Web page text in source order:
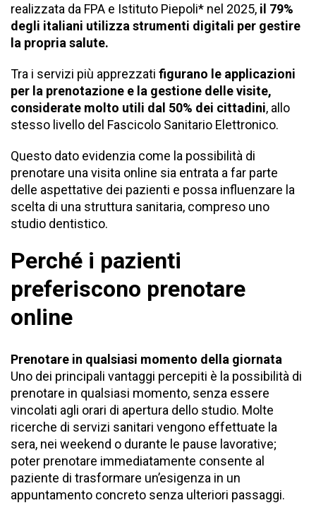
realizzata da FPA e Istituto Piepoli* nel 2025, il 79%
degli italiani utilizza strumenti digitali per gestire
la propria salute.
Tra i servizi più apprezzati figurano le applicazioni
per la prenotazione e la gestione delle visite,
considerate molto utili dal 50% dei cittadini, allo
stesso livello del Fascicolo Sanitario Elettronico.
Questo dato evidenzia come la possibilità di
prenotare una visita online sia entrata a far parte
delle aspettative dei pazienti e possa influenzare la
scelta di una struttura sanitaria, compreso uno
studio dentistico.
Perché i pazienti
preferiscono prenotare
online
Prenotare in qualsiasi momento della giornata
Uno dei principali vantaggi percepiti è la possibilità di
prenotare in qualsiasi momento, senza essere
vincolati agli orari di apertura dello studio. Molte
ricerche di servizi sanitari vengono effettuate la
sera, nei weekend o durante le pause lavorative;
poter prenotare immediatamente consente al
paziente di trasformare un’esigenza in un
appuntamento concreto senza ulteriori passaggi.